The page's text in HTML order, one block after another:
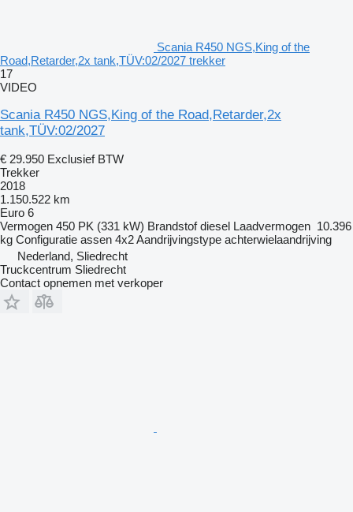
Scania R450 NGS,King of the
Road,Retarder,2x tank,TÜV:02/2027 trekker
17
VIDEO
Scania R450 NGS,King of the Road,Retarder,2x
tank,TÜV:02/2027
€ 29.950 Exclusief BTW
Trekker
2018
1.150.522 km
Euro 6
Vermogen 450 PK (331 kW) Brandstof diesel Laadvermogen 10.396
kg Configuratie assen 4x2Aandrijvingstype achterwielaandrijving
Nederland, Sliedrecht
Truckcentrum Sliedrecht
Contact opnemen met verkoper